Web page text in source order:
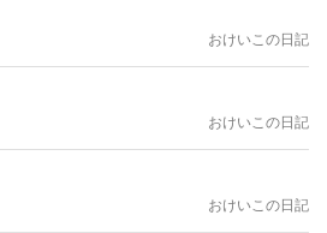
おけいこの日記
おけいこの日記
おけいこの日記